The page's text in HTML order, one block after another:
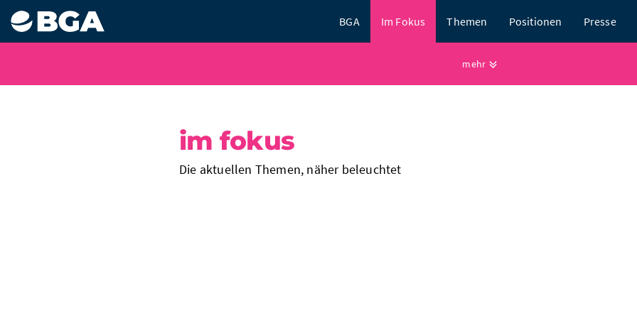
BGA Im Fokus
mehr
Themen Positionen Presse
im fokus
Die aktuellen Themen, näher beleuchtet